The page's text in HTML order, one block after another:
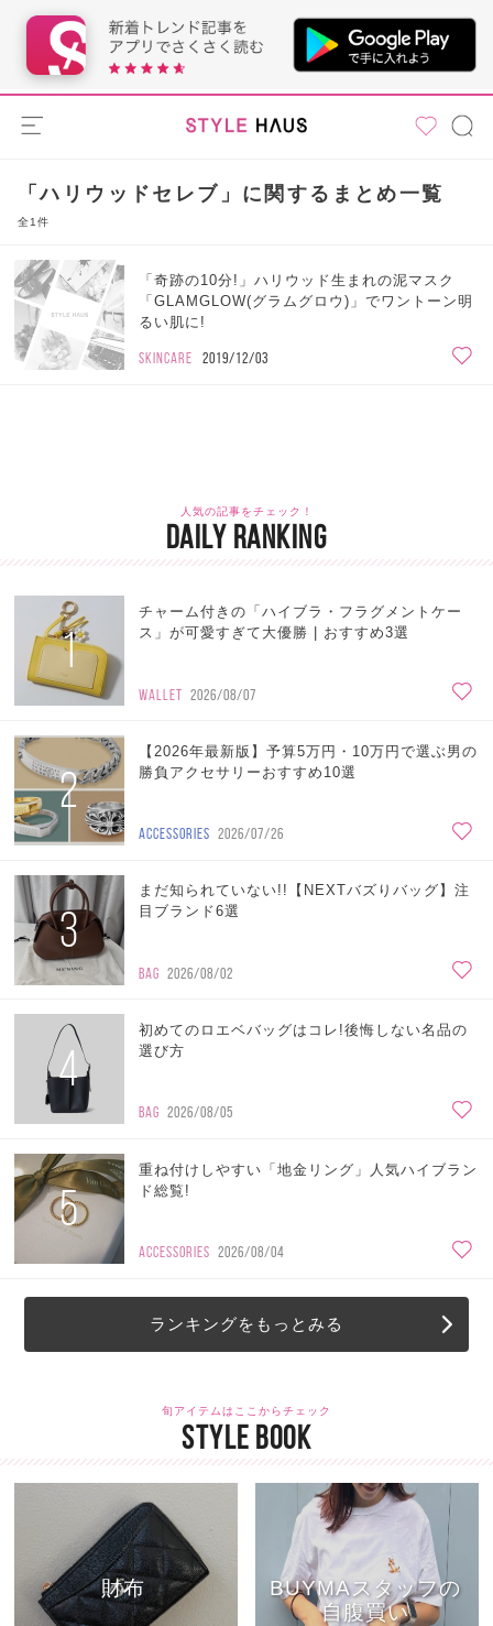
「ハリウッドセレブ」に関するまとめ一覧
全1件
「奇跡の10分!」ハリウッド生まれの泥マスク
「GLAMGLOW(グラムグロウ)」でワントーン明
るい肌に!
SKINCARE 2019/12/03
人気の記事をチェック！
DAILY RANKING
1
チャーム付きの「ハイブラ・フラグメントケー
ス」が可愛すぎて大優勝 | おすすめ3選
WALLET 2026/08/07
2
【2026年最新版】予算5万円・10万円で選ぶ男の
勝負アクセサリーおすすめ10選
ACCESSORIES 2026/07/26
3
まだ知られていない!!【NEXTバズりバッグ】注
目ブランド6選
BAG 2026/08/02
4
初めてのロエベバッグはコレ!後悔しない名品の
選び方
BAG 2026/08/05
5
重ね付けしやすい「地金リング」人気ハイブラン
ド総覧!
ACCESSORIES 2026/08/04
ランキングをもっとみる
旬アイテムはここからチェック
STYLE BOOK
財布
BUYMAスタッフの
自腹買い